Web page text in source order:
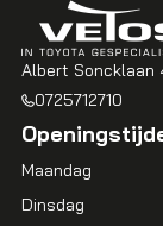
Albert Soncklaan
0725712710
Maandag
Dinsdag